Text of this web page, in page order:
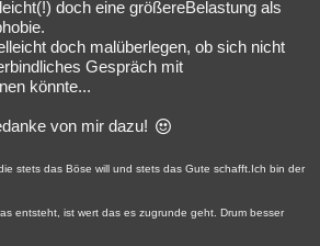
doch eine größereBelastung als
doch malüberlegen, ob sich nicht
Gespräch mit
könnte...
von mir dazu!
stets das Böse will und stets das Gute schafft.Ich bin der
entsteht, ist wert das es zugrunde geht. Drum besser